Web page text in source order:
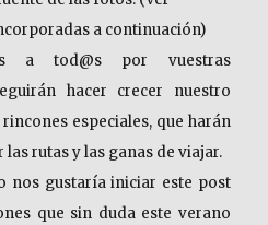
a continuación)
a tod@s por vuestras
hacer crecer nuestro
especiales, que harán
rutas y las ganas de viajar.
nos gustaría iniciar este post
que sin duda este verano